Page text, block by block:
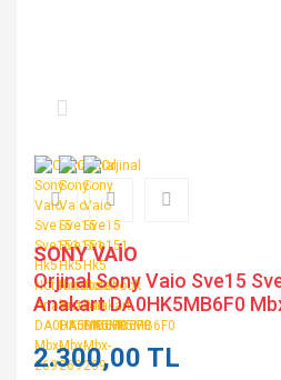
SONY VAİO
Orjinal Sony Vaio Sve15
Anakart DA0HK5MB6F0
2.300,00 TL